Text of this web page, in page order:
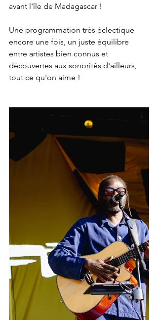
avant l'île de Madagascar !
Une programmation très éclectique
encore une fois, un juste équilibre
entre artistes bien connus et
découvertes aux sonorités d'ailleurs,
tout ce qu'on aime !